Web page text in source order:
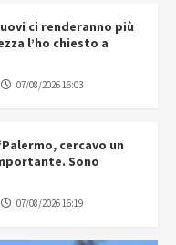
ci renderanno più
l’ho chiesto a
07/08/2026 16:03
cercavo un
Sono
07/08/2026 16:19